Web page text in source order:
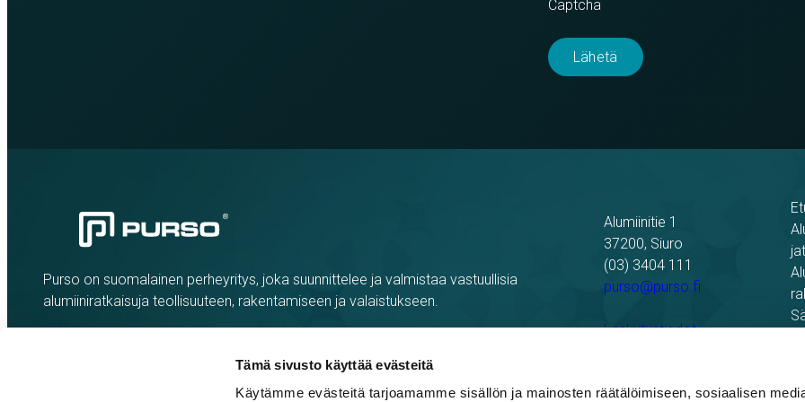
Tämä sivusto käyttää evästeitä
Käytämme evästeitä tarjoamamme sisällön ja mainosten räätälöimiseen, sosiaalisen
Captcha
Purso on suomalainen perheyritys, joka suunnittelee ja valmistaa vastuullisia
alumiiniratkaisuja teollisuuteen, rakentamiseen ja valaistukseen.
Alumiinitie 1
37200, Siuro
(03) 3404 111
purso@purso.fi
Laskutustiedot